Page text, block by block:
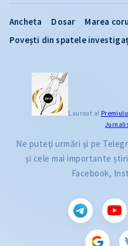
Ancheta Dosar
Marea
Povești din spatele
Laureat al
Ne puteți urmări și pe
și cele mai importante
Facebook,